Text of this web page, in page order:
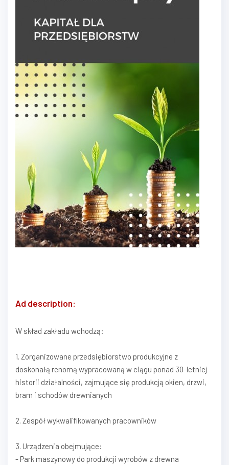
Ad description:
W skład zakładu wchodzą:
1. Zorganizowane przedsiębiorstwo produkcyjne z
doskonałą renomą wypracowaną w ciągu ponad 30-letniej
historii działalności, zajmujące się produkcją okien, drzwi,
bram i schodów drewnianych
2. Zespół wykwalifikowanych pracowników
3. Urządzenia obejmujące:
- Park maszynowy do produkcji wyrobów z drewna